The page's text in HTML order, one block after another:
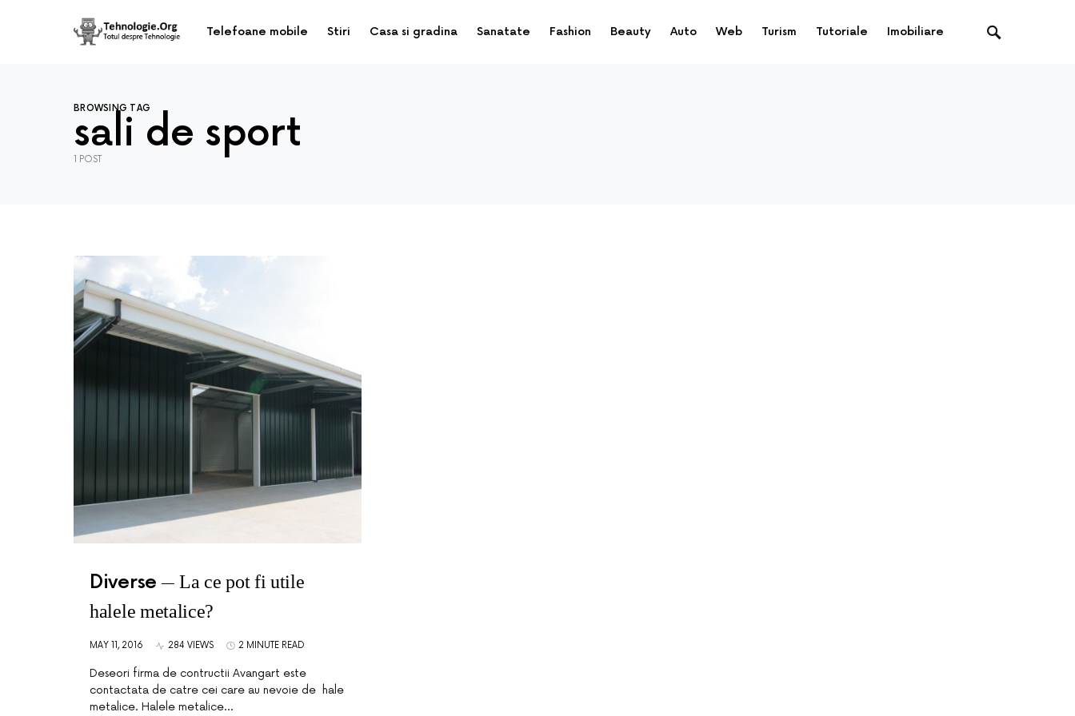
Telefoane mobile Stiri Casa si gradina Sanatate Fashion Beauty Auto Web Turism Tutoriale Imobiliare
BROWSING TAG
sali de sport
1 POST
Diverse
La ce pot fi utile
halele metalice?
MAY 11, 2016 284 VIEWS 2 MINUTE READ
Deseori firma de contructii Avangart este
contactata de catre cei care au nevoie de hale
metalice. Halele metalice…